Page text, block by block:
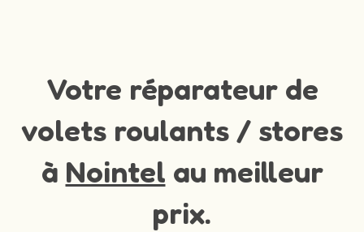
Votre réparateur de
volets roulants / stores
à Nointel au meilleur
prix.